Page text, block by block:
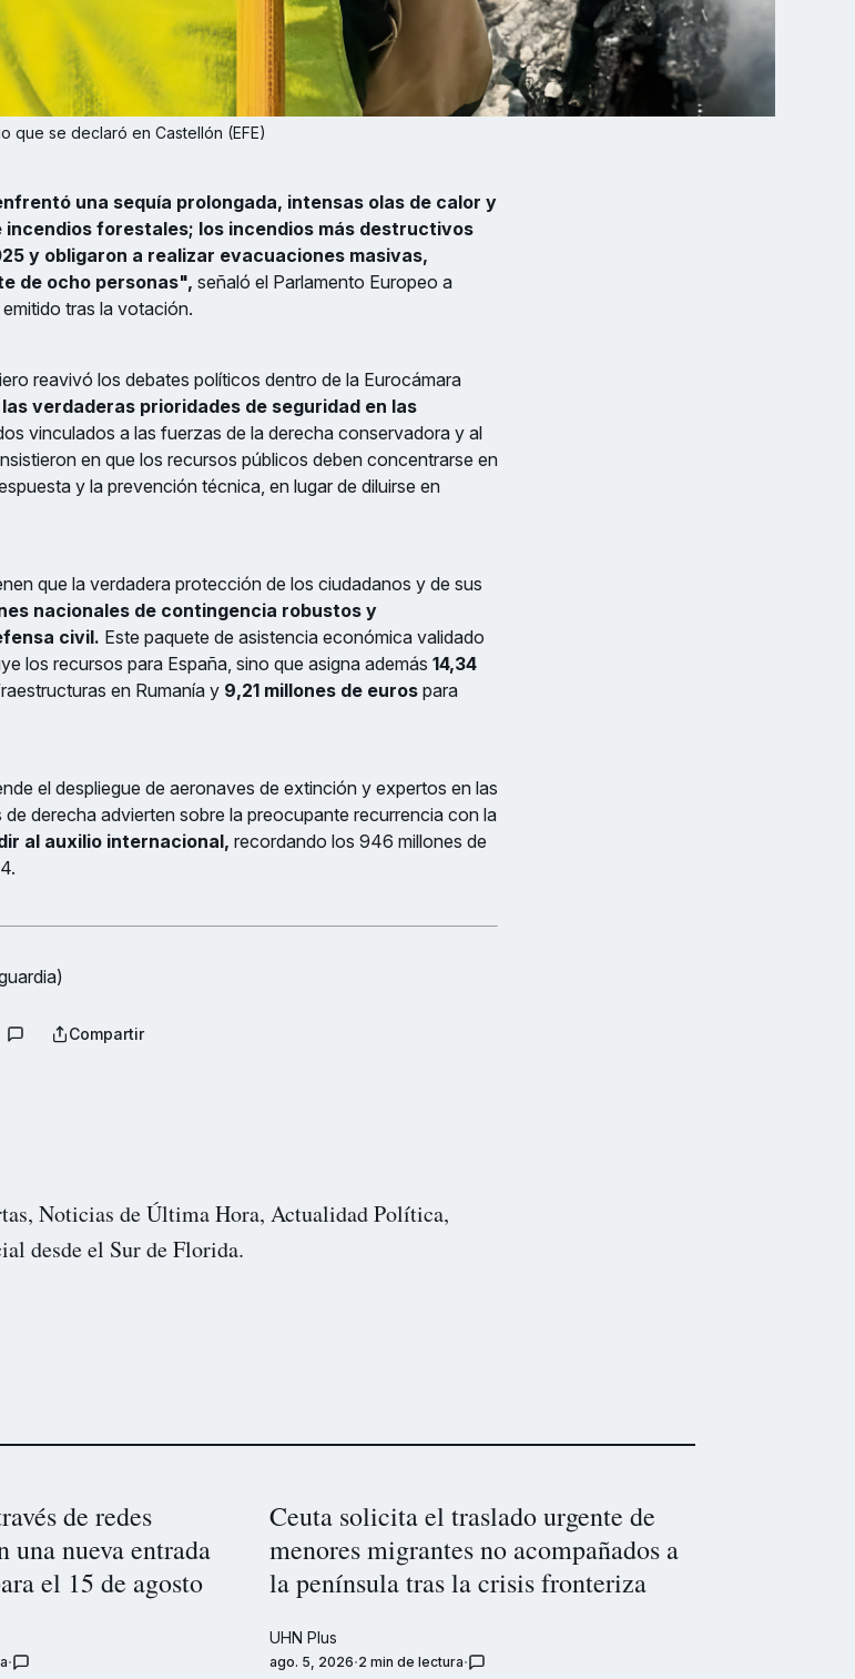
que se declaró en Castellón (EFE)
una sequía prolongada, intensas olas de calor y
forestales; los incendios más destructivos
y obligaron a realizar evacuaciones masivas,
de ocho personas", señaló el Parlamento Europeo a
tras la votación.
reavivó los debates políticos dentro de la Eurocámara
verdaderas prioridades de seguridad en las
vinculados a las fuerzas de la derecha conservadora y al
en que los recursos públicos deben concentrarse en
y la prevención técnica, en lugar de diluirse en
que la verdadera protección de los ciudadanos y de sus
nacionales de contingencia robustos y
civil. Este paquete de asistencia económica validado
los recursos para España, sino que asigna además 14,34
en Rumanía y 9,21 millones de euros para
el despliegue de aeronaves de extinción y expertos en las
derecha advierten sobre la preocupante recurrencia con la
al auxilio internacional, recordando los 946 millones de
Compartir
Noticias de Última Hora, Actualidad Política,
desde el Sur de Florida.
de redes
una nueva entrada
el 15 de agosto
Ceuta solicita el traslado urgente de
menores migrantes no acompañados a
la península tras la crisis fronteriza
UHN Plus
ago. 5, 2026 2 min de lectura